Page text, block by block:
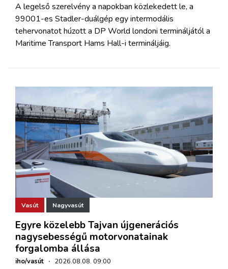
A legelső szerelvény a napokban közlekedett le, a
99001-es Stadler-duálgép egy intermodális
tehervonatot húzott a DP World londoni termináljától a
Maritime Transport Hams Hall-i termináljáig.
Vasút Nagyvasút
Egyre közelebb Tajvan újgenerációs
nagysebességű motorvonatainak
forgalomba állása
iho/vasút · 2026.08.08. 09:00